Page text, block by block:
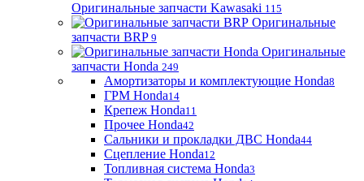
Оригинальные запчасти Kawasaki 115
Оригинальные
запчасти BRP 9
Оригинальные
запчасти Honda 249
Амортизаторы и комплектующие Honda8
ГРМ Honda14
Крепеж Honda11
Прочее Honda42
Сальники и прокладки ДВС Honda44
Сцепление Honda12
Топливная система Honda3